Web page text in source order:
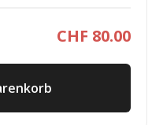
CHF 80.00